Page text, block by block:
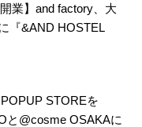
開業】and factory、大
『&AND HOSTEL
POPUP STOREを
と@cosme OSAKAに